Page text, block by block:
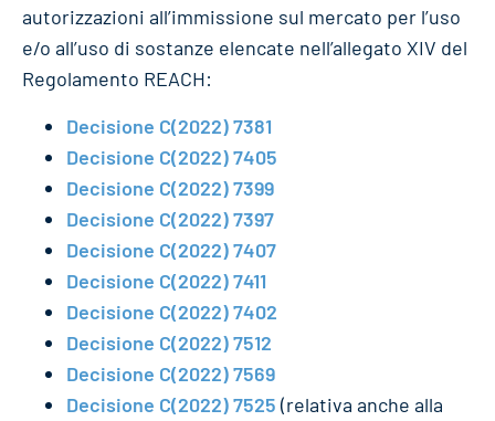
autorizzazioni all’immissione sul mercato per l’uso
e/o all’uso di sostanze elencate nell’allegato XIV del
Regolamento REACH:
Decisione C(2022) 7381
Decisione C(2022) 7405
Decisione C(2022) 7399
Decisione C(2022) 7397
Decisione C(2022) 7407
Decisione C(2022) 7411
Decisione C(2022) 7402
Decisione C(2022) 7512
Decisione C(2022) 7569
Decisione C(2022) 7525 (relativa anche alla